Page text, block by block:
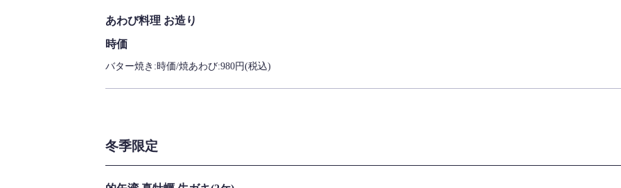
あわび料理 お造り
時価
バター焼き:時価/焼あわび:980円(税込)
冬季限定